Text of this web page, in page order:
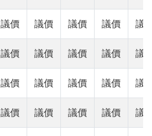
議價 議價 議價 議價 議
議價 議價 議價 議價 議
議價 議價 議價 議價 議
議價 議價 議價 議價 議